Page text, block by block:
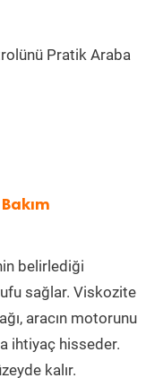
Pratik Araba
belirlediği
sağlar. Viskozite
aracın motorunu
ihtiyaç hisseder.
kalır.